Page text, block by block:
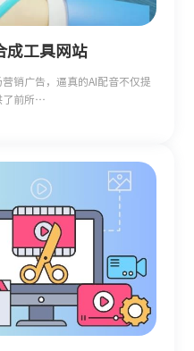
成工具网站
销广告，逼真的AI配音不仅提
了前所…